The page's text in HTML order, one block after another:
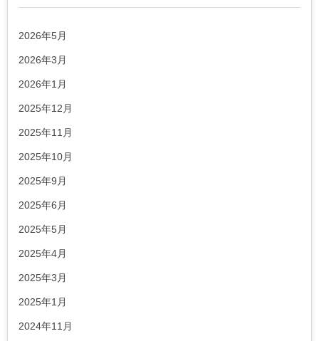
2026年5月
2026年3月
2026年1月
2025年12月
2025年11月
2025年10月
2025年9月
2025年6月
2025年5月
2025年4月
2025年3月
2025年1月
2024年11月